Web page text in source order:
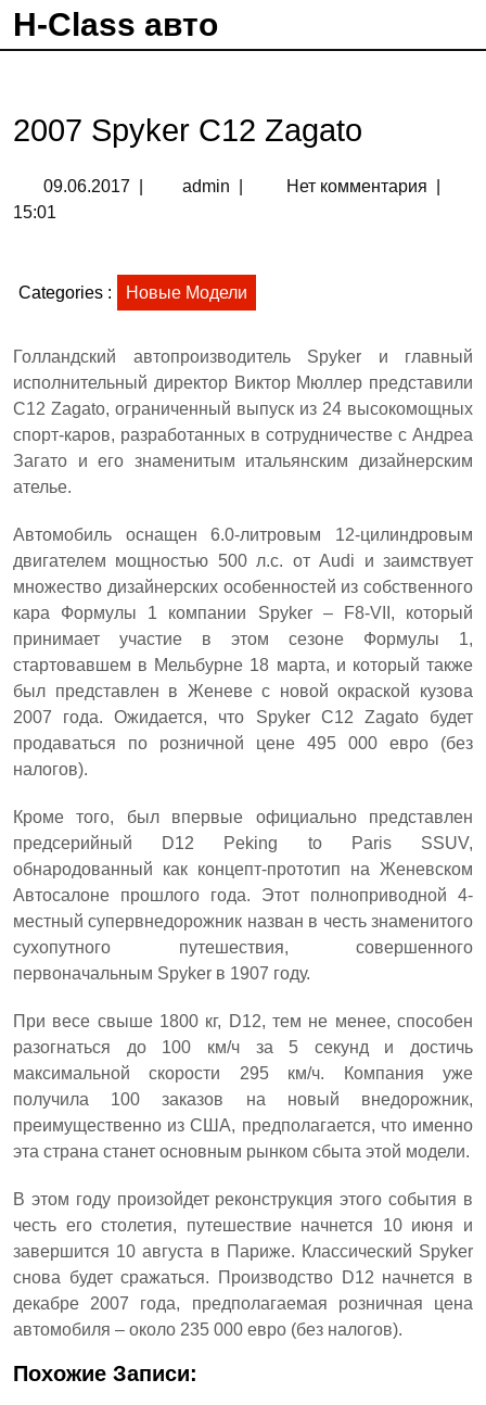
H-Class авто
2007 Spyker C12 Zagato
09.06.2017 admin Нет комментария
15:01
Categories : Новые Модели
Голландский автопроизводитель Spyker и главный
исполнительный директор Виктор Мюллер представили
C12 Zagato, ограниченный выпуск из 24 высокомощных
спорт-каров, разработанных в сотрудничестве с Андреа
Загато и его знаменитым итальянским дизайнерским
ателье.
Автомобиль оснащен 6.0-литровым 12-цилиндровым
двигателем мощностью 500 л.с. от Audi и заимствует
множество дизайнерских особенностей из собственного
кара Формулы 1 компании Spyker – F8-VII, который
принимает участие в этом сезоне Формулы 1,
стартовавшем в Мельбурне 18 марта, и который также
был представлен в Женеве с новой окраской кузова
2007 года. Ожидается, что Spyker C12 Zagato будет
продаваться по розничной цене 495 000 евро (без
налогов).
Кроме того, был впервые официально представлен
предсерийный D12 Peking to Paris SSUV,
обнародованный как концепт-прототип на Женевском
Автосалоне прошлого года. Этот полноприводной 4-
местный супервнедорожник назван в честь знаменитого
сухопутного путешествия, совершенного
первоначальным Spyker в 1907 году.
При весе свыше 1800 кг, D12, тем не менее, способен
разогнаться до 100 км/ч за 5 секунд и достичь
максимальной скорости 295 км/ч. Компания уже
получила 100 заказов на новый внедорожник,
преимущественно из США, предполагается, что именно
эта страна станет основным рынком сбыта этой модели.
В этом году произойдет реконструкция этого события в
честь его столетия, путешествие начнется 10 июня и
завершится 10 августа в Париже. Классический Spyker
снова будет сражаться. Производство D12 начнется в
декабре 2007 года, предполагаемая розничная цена
автомобиля – около 235 000 евро (без налогов).
Похожие Записи: